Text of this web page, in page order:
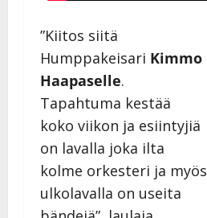
”Kiitos siitä
Humppakeisari Kimmo
Haapaselle.
Tapahtuma kestää
koko viikon ja esiintyjiä
on lavalla joka ilta
kolme orkesteri ja myös
ulkolavalla on useita